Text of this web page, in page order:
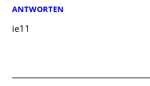
ANTWORTEN
ie11